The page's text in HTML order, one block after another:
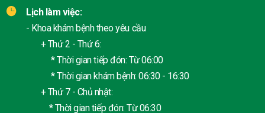
Lịch làm việc:
- Khoa khám bệnh theo yêu cầu
+ Thứ 2 - Thứ 6:
* Thời gian tiếp đón: Từ 06:00
* Thời gian khám bệnh: 06:30 - 16:30
+ Thứ 7 - Chủ nhật:
* Thời gian tiếp đón: Từ 06:30